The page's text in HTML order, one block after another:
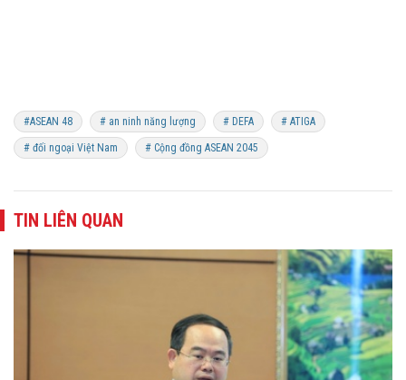
#ASEAN 48 # an ninh năng lượng # DEFA # ATIGA
# đối ngoại Việt Nam # Cộng đồng ASEAN 2045
TIN LIÊN QUAN